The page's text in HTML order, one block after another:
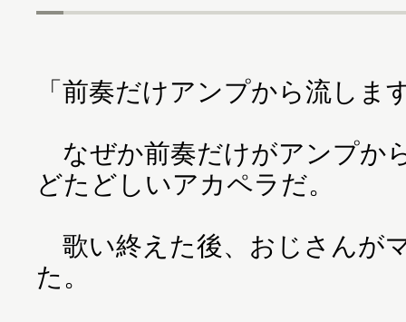
「前奏だけアンプから流しま
なぜか前奏だけがアンプか
どたどしいアカペラだ。
歌い終えた後、おじさんが
た。